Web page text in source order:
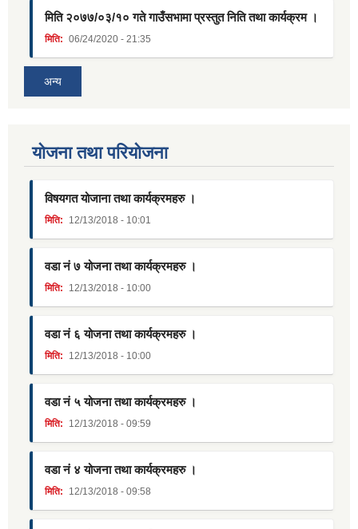
मिति २०७७/०३/१० गते गाउँसभामा प्रस्तुत निति तथा कार्यक्रम ।
मिति: 06/24/2020 - 21:35
अन्य
याेजना तथा परियाेजना
विषयगत योजाना तथा कार्यक्रमहरु ।
मिति: 12/13/2018 - 10:01
वडा नं ७ योजना तथा कार्यक्रमहरु ।
मिति: 12/13/2018 - 10:00
वडा नं ६ योजना तथा कार्यक्रमहरु ।
मिति: 12/13/2018 - 10:00
वडा नं ५ योजना तथा कार्यक्रमहरु ।
मिति: 12/13/2018 - 09:59
वडा नं ४ योजना तथा कार्यक्रमहरु ।
मिति: 12/13/2018 - 09:58